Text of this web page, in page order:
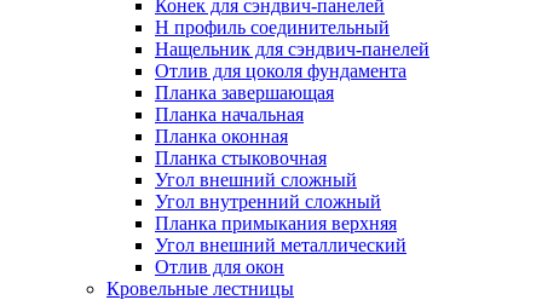
Конек для сэндвич-панелей
Н профиль соединительный
Нащельник для сэндвич-панелей
Отлив для цоколя фундамента
Планка завершающая
Планка начальная
Планка оконная
Планка стыковочная
Угол внешний сложный
Угол внутренний сложный
Планка примыкания верхняя
Угол внешний металлический
Отлив для окон
Кровельные лестницы